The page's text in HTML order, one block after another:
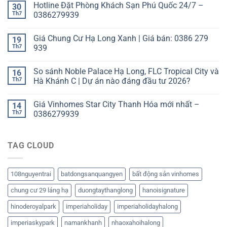
30
Th7
Hotline Đặt Phòng Khách Sạn Phú Quốc 24/7 –
0386279939
19
Th7
Giá Chung Cư Hạ Long Xanh | Giá bán: 0386 279
939
16
Th7
So sánh Noble Palace Hạ Long, FLC Tropical City và
Hà Khánh C | Dự án nào đáng đầu tư 2026?
14
Th7
Giá Vinhomes Star City Thanh Hóa mới nhất –
0386279939
TAG CLOUD
108nguyentrai batdongsanquangyen bất động sản vinhomes
chung cư 29 láng hạ duongtaythanglong hanoisignature
hinoderoyalpark imperiaholiday imperiaholidayhalong
imperiaskypark namankhanh nhaoxahoihalong